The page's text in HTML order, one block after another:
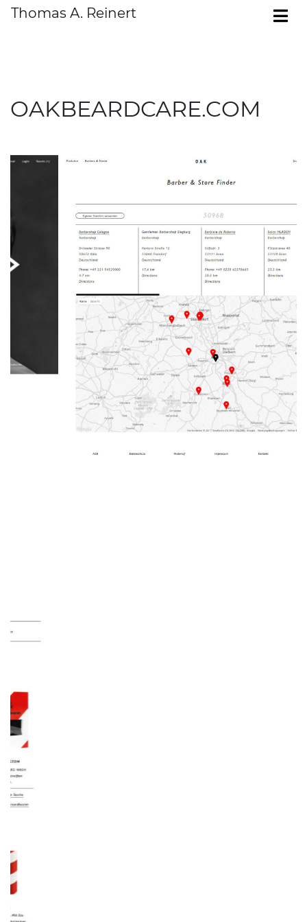
Zum Inhalt springen
OakBeardCare.com
Thomas A. Reinert
OAKBEARDCARE.COM